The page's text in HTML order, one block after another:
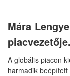
Mára
piacvezetője.
A globális piacon
harmadik